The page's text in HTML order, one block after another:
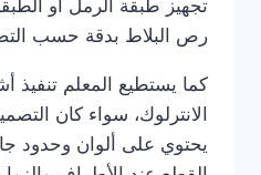
تجهيز طبقة الرمل أو
رص البلاط بدقة حسب
كما يستطيع المعلم تنفيذ
الانترلوك، سواء كان
يحتوي على ألوان وحدود